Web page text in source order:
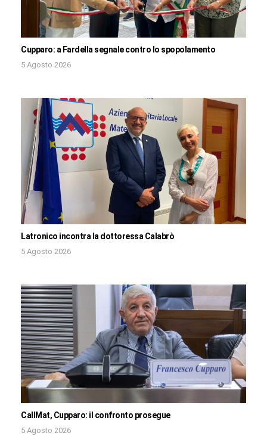
Cupparo: a Fardella segnale contro lo spopolamento
5 Agosto 2026
Latronico incontra la dottoressa Calabrò
5 Agosto 2026
CallMat, Cupparo: il confronto prosegue
5 Agosto 2026